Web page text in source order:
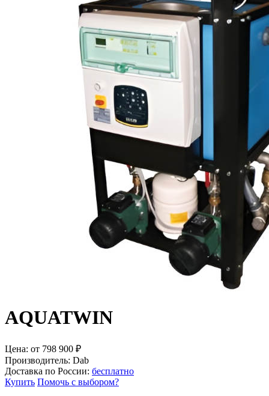
AQUATWIN
Цена: от 798 900 ₽
Производитель: Dab
Доставка по России: бесплатно
Купить Помочь с выбором?